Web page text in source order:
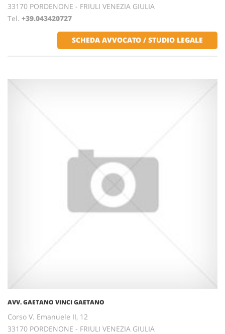
33170 PORDENONE - FRIULI VENEZIA GIULIA
Tel. +39.043420727
SCHEDA AVVOCATO / STUDIO LEGALE
AVV. GAETANO VINCI GAETANO
Corso V. Emanuele II, 12
33170 PORDENONE - FRIULI VENEZIA GIULIA